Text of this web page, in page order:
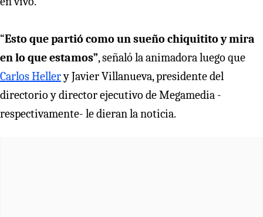
“Esto que partió como un sueño chiquitito y mira
en lo que estamos”, señaló la animadora luego que
Carlos Hellery Javier Villanueva, presidente del
directorio y director ejecutivo de Megamedia -
respectivamente- le dieran la noticia.